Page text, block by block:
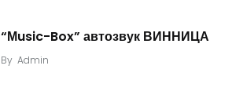
“Мusic-Box” автозвук ВИННИЦА
By Admin